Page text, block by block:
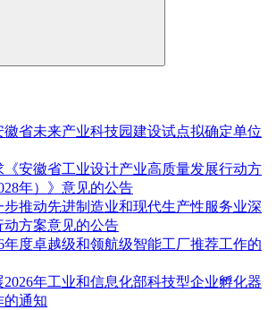
徽省未来产业科技园建设试点拟确定单位
《安徽省工业设计产业高质量发展行动方
年）》意见的公告
步推动先进制造业和现代生产性服务业深
动方案意见的公告
年度卓越级和领航级智能工厂推荐工作的
年工业和信息化部科技型企业孵化器
的通知